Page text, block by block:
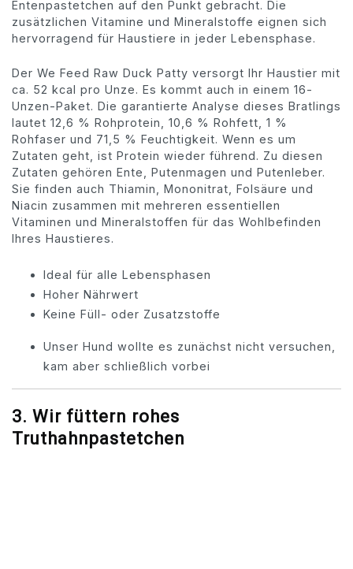
Entenpastetchen auf den Punkt gebracht. Die
zusätzlichen Vitamine und Mineralstoffe eignen sich
hervorragend für Haustiere in jeder Lebensphase.
Der We Feed Raw Duck Patty versorgt Ihr Haustier mit
ca. 52 kcal pro Unze. Es kommt auch in einem 16-
Unzen-Paket. Die garantierte Analyse dieses Bratlings
lautet 12,6 % Rohprotein, 10,6 % Rohfett, 1 %
Rohfaser und 71,5 % Feuchtigkeit. Wenn es um
Zutaten geht, ist Protein wieder führend. Zu diesen
Zutaten gehören Ente, Putenmagen und Putenleber.
Sie finden auch Thiamin, Mononitrat, Folsäure und
Niacin zusammen mit mehreren essentiellen
Vitaminen und Mineralstoffen für das Wohlbefinden
Ihres Haustieres.
Ideal für alle Lebensphasen
Hoher Nährwert
Keine Füll- oder Zusatzstoffe
Unser Hund wollte es zunächst nicht versuchen,
kam aber schließlich vorbei
3. Wir füttern rohes
Truthahnpastetchen